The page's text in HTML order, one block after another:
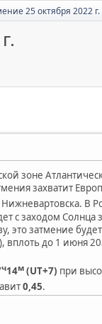
25 октября 2022 г.
зоне
захватит
В
с заходом
это затмение
до 1 июня
ч14м (UT+7) при
0,45.